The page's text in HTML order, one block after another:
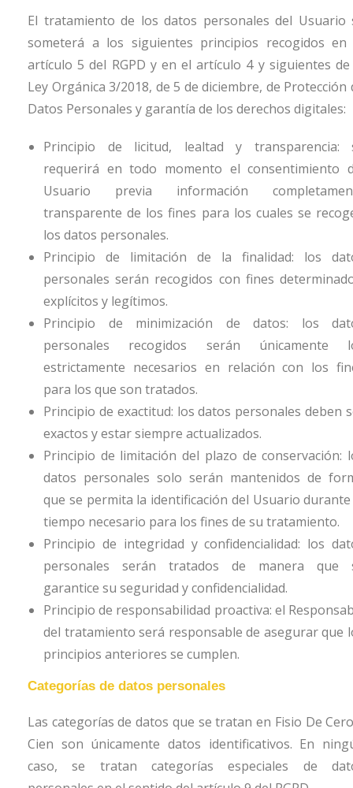
El tratamiento de los datos personales del Usuario
someterá a los siguientes principios recogidos en
artículo 5 del RGPD y en el artículo 4 y siguientes
Ley Orgánica 3/2018, de 5 de diciembre, de Protección
Datos Personales y garantía de los derechos digitales:
Principio de licitud, lealtad y transparencia:
requerirá en todo momento el consentimiento
Usuario previa información
transparente de los fines para los cuales se
los datos personales.
Principio de limitación de la finalidad: los
personales serán recogidos con fines
explícitos y legítimos.
Principio de minimización de datos: los
personales recogidos serán únicamente
estrictamente necesarios en relación con los
para los que son tratados.
Principio de exactitud: los datos personales deben
exactos y estar siempre actualizados.
Principio de limitación del plazo de conservación:
datos personales solo serán mantenidos de
que se permita la identificación del Usuario
tiempo necesario para los fines de su tratamiento.
Principio de integridad y confidencialidad: los
personales serán tratados de manera que
garantice su seguridad y confidencialidad.
Principio de responsabilidad proactiva: el
del tratamiento será responsable de asegurar que
principios anteriores se cumplen.
Categorías de datos personales
Las categorías de datos que se tratan en Fisio De
Cien son únicamente datos identificativos. En
caso, se tratan categorías especiales de